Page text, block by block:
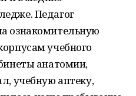
Педагог
ознакомительную
учебного
анатомии,
учебную аптеку,